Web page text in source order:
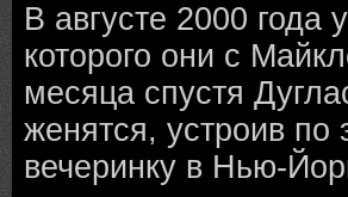
В августе 2000 года
которого они с
месяца спустя
женятся, устроив по
вечеринку в Нью-